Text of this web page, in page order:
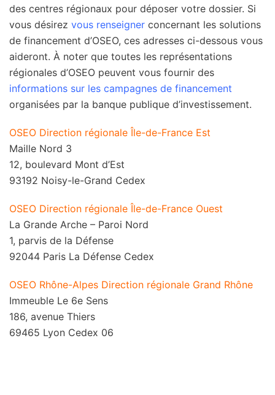
des centres régionaux pour déposer votre dossier. Si
vous désirez vous renseigner concernant les solutions
de financement d’OSEO, ces adresses ci-dessous vous
aideront. À noter que toutes les représentations
régionales d’OSEO peuvent vous fournir des
informations sur les campagnes de financement
organisées par la banque publique d’investissement.
OSEO Direction régionale Île-de-France Est
Maille Nord 3
12, boulevard Mont d’Est
93192 Noisy-le-Grand Cedex
OSEO Direction régionale Île-de-France Ouest
La Grande Arche – Paroi Nord
1, parvis de la Défense
92044 Paris La Défense Cedex
OSEO Rhône-Alpes Direction régionale Grand Rhône
Immeuble Le 6e Sens
186, avenue Thiers
69465 Lyon Cedex 06